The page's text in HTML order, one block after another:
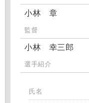
小林 章
監督
小林 幸三郎
選手紹介
氏名